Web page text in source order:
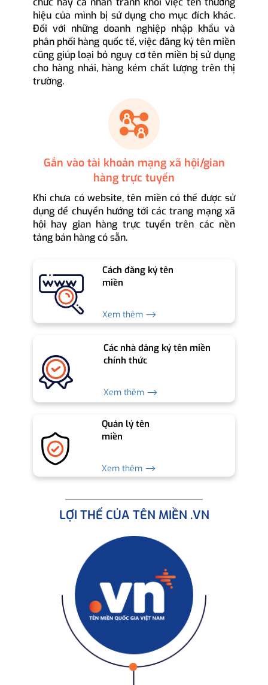
hiệu của mình bị sử dụng cho mục đích khác.
Đối với những doanh nghiệp nhập khẩu và
phân phối hàng quốc tế, việc đăng ký tên miền
cũng giúp loại bỏ nguy cơ tên miền bị sử dụng
cho hàng nhái, hàng kém chất lượng trên thị
trường.
Gắn vào tài khoản mạng xã hội/gian
hàng trực tuyến
Khi chưa có website, tên miền có thể được sử
dụng để chuyển hướng tới các trang mạng xã
hội hay gian hàng trực tuyến trên các nền
tảng bán hàng có sẵn.
Cách đăng ký tên
miền
Xem thêm ⟶
Các nhà đăng ký tên miền
chính thức
Xem thêm ⟶
Quản lý tên
miền
Xem thêm ⟶
LỢI THẾ CỦA TÊN MIỀN .VN